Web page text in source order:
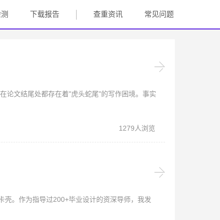
下载报告 查重资讯 常见问题
论文结尾处都存在着"虎头蛇尾"的写作困境。事实
1279人浏览
。作为指导过200+毕业设计的资深导师，我发